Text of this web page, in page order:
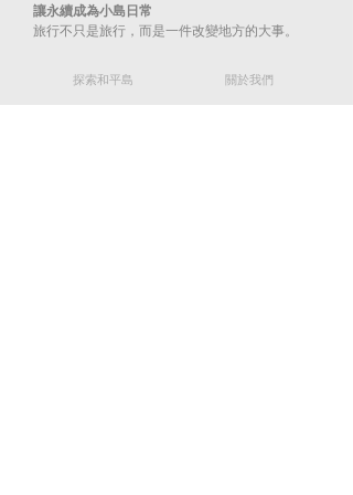
讓永續成為小島日常
旅行不只是旅行，而是一件改變地方的大事。​
​探索和平島 ​關於我們